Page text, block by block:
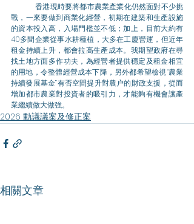
	香港現時要將都市農業產業化仍然面對不少挑
戰，一來要做到商業化經營，初期在建築和生產設施
的資本投入高，入場門檻並不低；加上，目前大約有
40多間企業從事水耕種植，大多在工廈營運，但近年
租金持續上升，都會拉高生產成本。我期望政府在尋
找土地方面多作功夫，為經營者提供穩定及租金相宜
的用地，令整體經營成本下降，另外都希望檢視“農業
持續發展基金”有否空間提升對農户的財政支援，從而
增加都市農業對投資者的吸引力，才能夠有機會讓產
業繼續做大做強。
2026 動議議案及修正案
相關文章